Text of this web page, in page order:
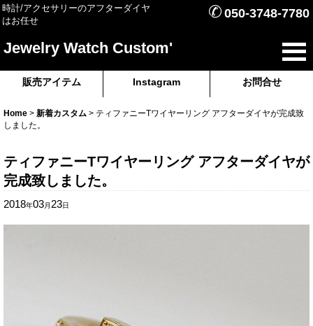
時計/アクセサリーのアフターダイヤ
はお任せ
✆ 050-3748-7780
Jewelry Watch Custom'
販売アイテム Instagram お問合せ
Home > 新着カスタム > ティファニーTワイヤーリング アフターダイヤが完成致
しました。
ティファニーTワイヤーリング アフターダイヤが
完成致しました。
2018年03月 23日